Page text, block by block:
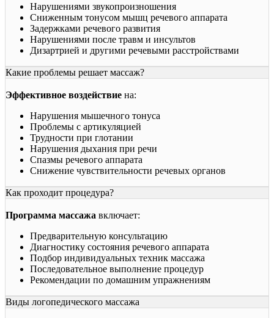
Нарушениями звукопроизношения
Сниженным тонусом мышц речевого аппарата
Задержками речевого развития
Нарушениями после травм и инсультов
Дизартрией и другими речевыми расстройствами
Какие проблемы решает массаж?
Эффективное воздействие на:
Нарушения мышечного тонуса
Проблемы с артикуляцией
Трудности при глотании
Нарушения дыхания при речи
Спазмы речевого аппарата
Снижение чувствительности речевых органов
Как проходит процедура?
Программа массажа включает:
Предварительную консультацию
Диагностику состояния речевого аппарата
Подбор индивидуальных техник массажа
Последовательное выполнение процедур
Рекомендации по домашним упражнениям
Виды логопедического массажа